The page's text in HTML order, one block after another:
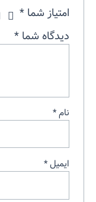
امتیاز شما*
دیدگاه شما*
نام*
ایمیل*